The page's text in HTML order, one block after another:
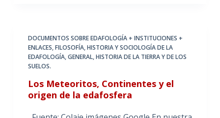
DOCUMENTOS SOBRE EDAFOLOGÍA + INSTITUCIONES +
ENLACES,FILOSOFÍA, HISTORIA Y SOCIOLOGÍA DE LA
EDAFOLOGÍA,GENERAL,HISTORIA DE LA TIERRA Y DE LOS
SUELOS.
Los Meteoritos, Continentes y el
origen de la edafosfera